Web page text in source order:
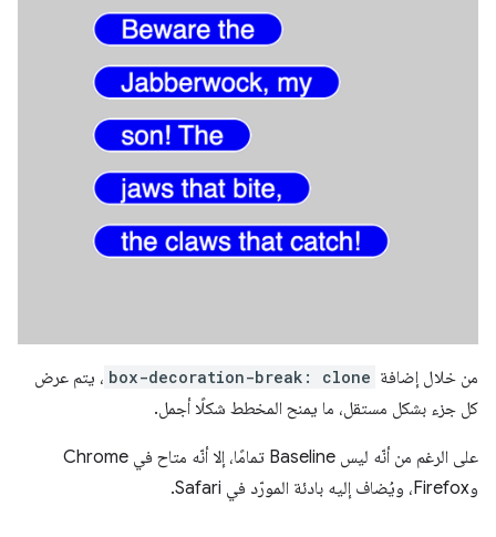
من خلال إضافة box-decoration-break: clone ، يتم عرض
كل جزء بشكل مستقل، ما يمنح المخطط شكلًا أجمل.
على الرغم من أنّه ليس Baseline تمامًا، إلا أنّه متاح في Chrome
وFirefox، ويُضاف إليه بادئة المورّد في Safari.